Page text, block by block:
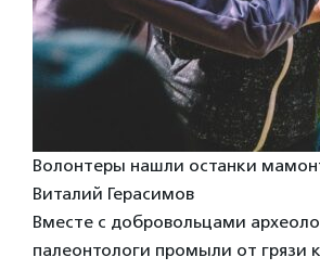
Волонтеры нашли останки
Виталий Герасимов
Вместе с добровольцами
палеонтологи промыли от грязи